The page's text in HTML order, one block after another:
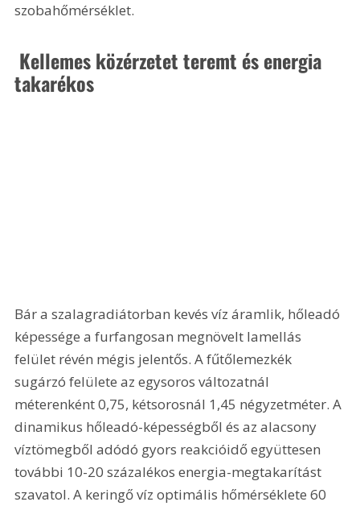
szobahőmérséklet.
takarékos
Bár a szalagradiátorban kevés víz áramlik, hőleadó
képessége a furfangosan megnövelt lamellás
felület révén mégis jelentős. A fűtőlemezkék
sugárzó felülete az egysoros változatnál
méterenként 0,75, kétsorosnál 1,45 négyzetméter. A
dinamikus hőleadó-képességből és az alacsony
víztömegből adódó gyors reakcióidő együttesen
további 10-20 százalékos energia-megtakarítást
szavatol. A keringő víz optimális hőmérséklete 60